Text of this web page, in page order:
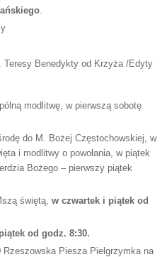
.
Teresy Benedykty od Krzyża /Edyty
modlitwę, w pierwszą sobotę
do M. Bożej Częstochowskiej, w
i modlitwy o powołania, w piątek
Bożego – pierwszy piątek
świętą, w czwartek i piątek od
od godz. 8:30.
Rzeszowska Piesza Pielgrzymka na